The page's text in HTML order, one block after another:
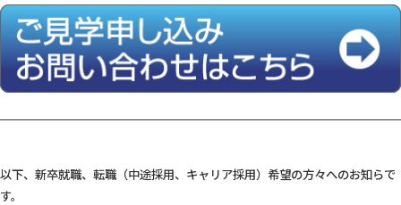
以下、新卒就職、転職（中途採用、キャリア採用）希望の方々へのお知らで
す。